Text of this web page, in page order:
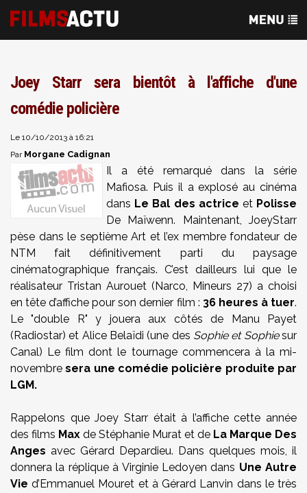
Joey Starr sera bientôt à l'affiche d'une
comédie policière
Le 10/10/2013 à 16:21
Par Morgane Cadignan
Il a été remarqué dans la série
Mafiosa. Puis il a explosé au cinéma
dans Le Bal des actrice et Polisse
De Maïwenn. Maintenant, JoeyStarr
pèse dans le septième Art et l’ex membre fondateur de
NTM fait définitivement parti du paysage
cinématographique français. C’est dailleurs lui que le
réalisateur Tristan Aurouet (Narco, Mineurs 27) a choisi
en tête d’affiche pour son dernier film : 36 heures à tuer.
Le "double R" y jouera aux côtés de Manu Payet
(Radiostar) et Alice Belaïdi (une des Sophie et Sophiesur
Canal) Le film dont le tournage commencera à la mi-
novembresera une comédie policière produite par
LGM.
Rappelons que Joey Starr était à l’affiche cette année
des films Max de Stéphanie Murat et de La Marque Des
Anges avec Gérard Depardieu. Dans quelques mois, il
donnera la réplique à Virginie Ledoyen dans Une Autre
Vie d’Emmanuel Mouret et à Gérard Lanvin dans le très